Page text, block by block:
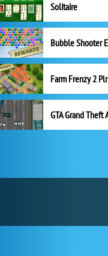
Solitaire
GTA Grand Theft